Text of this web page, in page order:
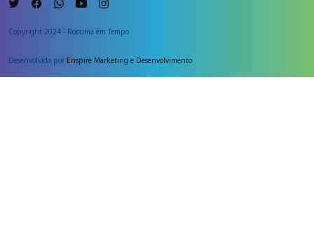
Copyright 2024 - Roraima em Tempo
Desenvolvido por Enspire Marketing e Desenvolvimento